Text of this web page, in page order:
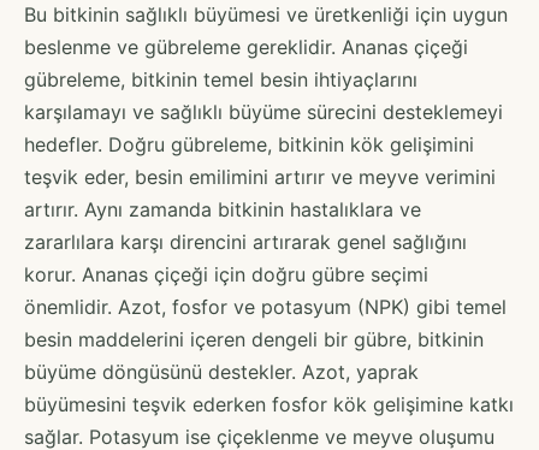
Bu bitkinin sağlıklı büyümesi ve üretkenliği için uygun
beslenme ve gübreleme gereklidir. Ananas çiçeği
gübreleme, bitkinin temel besin ihtiyaçlarını
karşılamayı ve sağlıklı büyüme sürecini desteklemeyi
hedefler. Doğru gübreleme, bitkinin kök gelişimini
teşvik eder, besin emilimini artırır ve meyve verimini
artırır. Aynı zamanda bitkinin hastalıklara ve
zararlılara karşı direncini artırarak genel sağlığını
korur. Ananas çiçeği için doğru gübre seçimi
önemlidir. Azot, fosfor ve potasyum (NPK) gibi temel
besin maddelerini içeren dengeli bir gübre, bitkinin
büyüme döngüsünü destekler. Azot, yaprak
büyümesini teşvik ederken fosfor kök gelişimine katkı
sağlar. Potasyum ise çiçeklenme ve meyve oluşumu